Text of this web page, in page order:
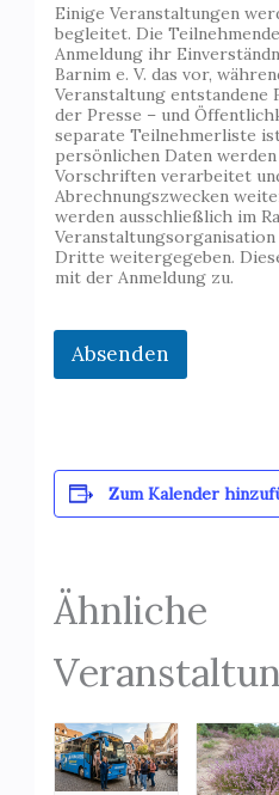
Einige Veranstaltungen
begleitet. Die
Anmeldung ihr
Barnim e. V. das vor,
Veranstaltung
der Presse – und
separate Teilnehmerliste
persönlichen Daten
Vorschriften verarbeitet
Abrechnungszwecken
werden ausschließlich im
Dritte weitergegeben.
mit der Anmeldung zu.
Absenden
Zum Kalender
Ähnliche